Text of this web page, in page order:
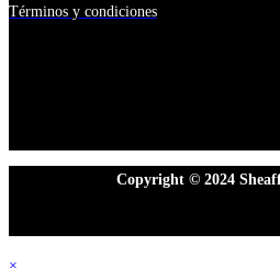
Términos y condiciones
Copyright © 2024